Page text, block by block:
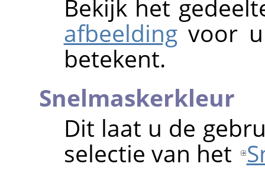
Bekijk het
afbeeldingvoor
betekent.
Snelmaskerkleur
Dit laat u de
selectie van het